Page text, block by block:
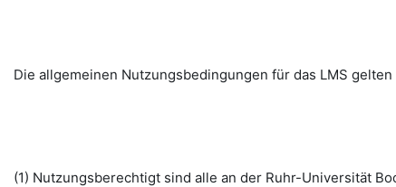
Die allgemeinen Nutzungsbedingungen für das LMS
(1) Nutzungsberechtigt sind alle an der Ruhr-Universität